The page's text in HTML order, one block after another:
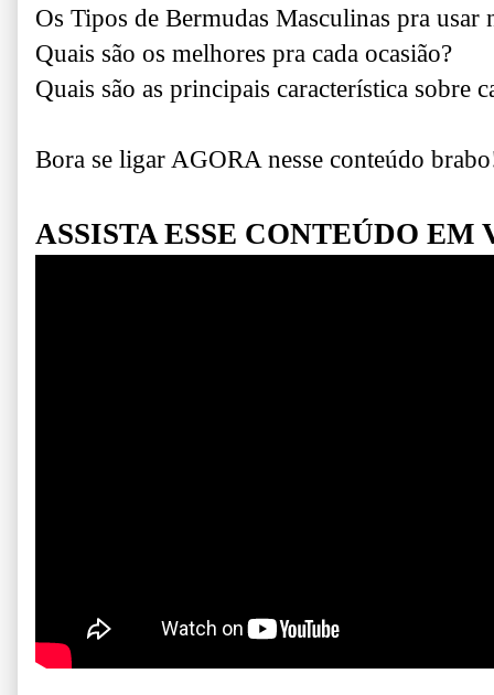
Os Tipos de Bermudas Masculinas pra usar
Quais são os melhores pra cada ocasião?
Quais são as principais característica sobre
Bora se ligar AGORA nesse conteúdo
ASSISTA ESSE CONTEÚDO EM